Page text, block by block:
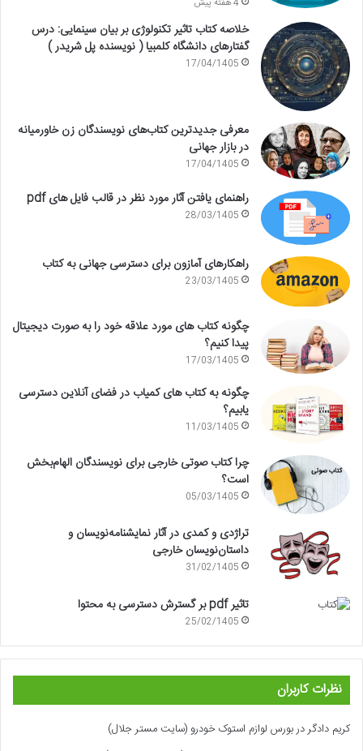
4 هفته پیش
خلاصه کتاب تاثیر تکنولوژی بر بیان سینمایی: درس
گفتارهای دانشگاه کلمبیا ( نویسنده پل شریدر )
17/04/1405
معرفی جدیدترین کتاب‌های نویسندگان زن خاورمیانه
در بازار جهانی
17/04/1405
راهنمای یافتن آثار مورد نظر در قالب فایل های pdf
28/03/1405
راهکارهای آمازون برای دسترسی جهانی به کتاب
23/03/1405
چگونه کتاب های مورد علاقه خود را به صورت دیجیتال
پیدا کنیم؟
17/03/1405
چگونه به کتاب های کمیاب در فضای آنلاین دسترسی
یابیم؟
11/03/1405
چرا کتاب صوتی خارجی برای نویسندگان الهام‌بخش
است؟
05/03/1405
تراژدی و کمدی در آثار نمایشنامه‌نویسان و
داستان‌نویسان خارجی
31/02/1405
تاثیر pdf بر گسترش دسترسی به محتوا
25/02/1405
نظرات کاربران
کریم دادگردربورس لوازم استوک خودرو (سایت مستر جلال)